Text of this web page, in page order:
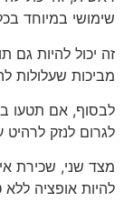
שימושי במיוחד
זה יכול להיות גם
מביכות שעלולות
לבסוף, אם תטעו
לגרום לנזק לרהיט
מצד שני, שכירת
להיות אופציה